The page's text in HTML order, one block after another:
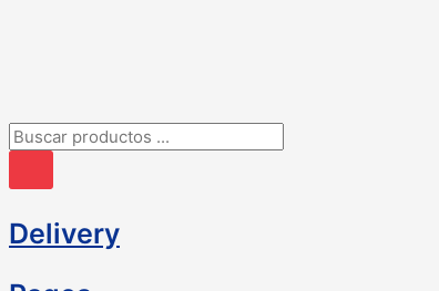
Búsqueda
productos
Delivery